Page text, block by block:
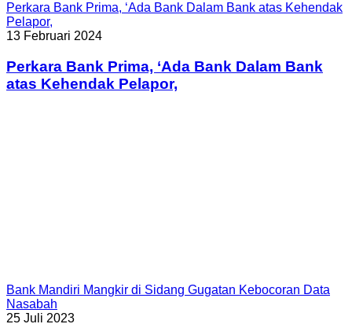
Perkara Bank Prima, ‘Ada Bank Dalam Bank atas Kehendak
Pelapor,
13 Februari 2024
Perkara Bank Prima, ‘Ada Bank Dalam Bank
atas Kehendak Pelapor,
Bank Mandiri Mangkir di Sidang Gugatan Kebocoran Data
Nasabah
25 Juli 2023